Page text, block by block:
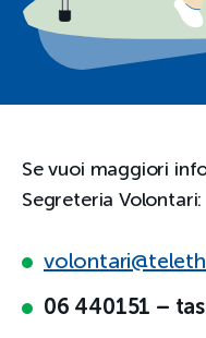
Se vuoi maggiori
Segreteria Volontari:
06 440151 –